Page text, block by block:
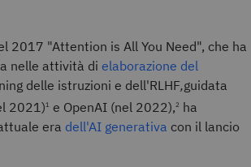
2017 "Attention is All You Need", che ha
nelle attività di elaborazione del
delle istruzioni e dell'RLHF,guidata
2021)1 e OpenAI (nel 2022),2 ha
era dell'AI generativa con il lancio